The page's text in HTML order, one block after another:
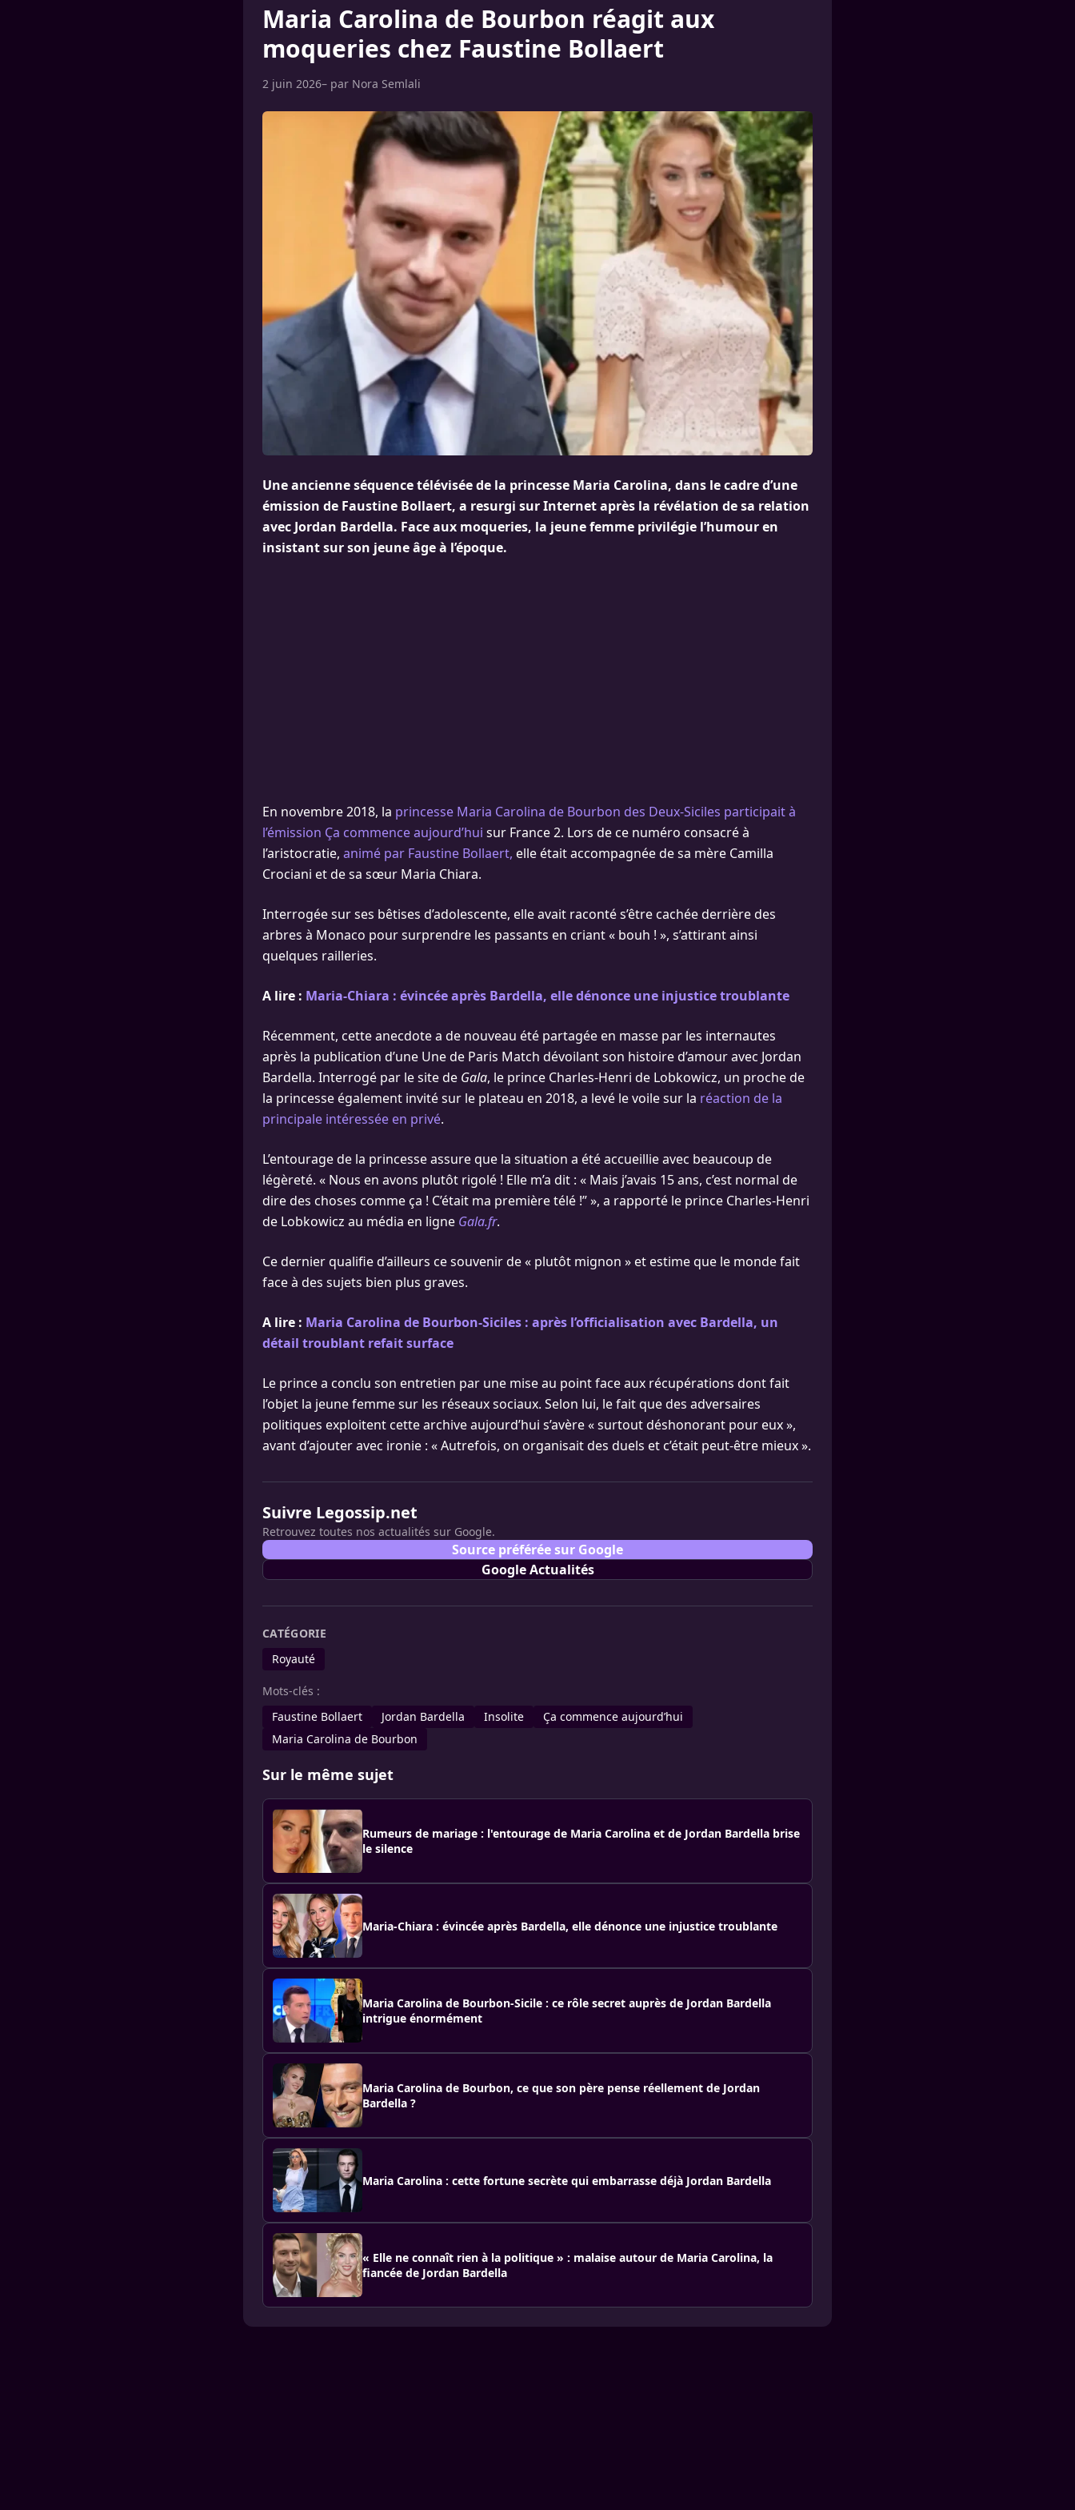
Maria Carolina de Bourbon réagit aux
moqueries chez Faustine Bollaert
2 juin 2026– par Nora Semlali
Une ancienne séquence télévisée de la princesse Maria Carolina, dans le cadre d’une
émission de Faustine Bollaert, a resurgi sur Internet après la révélation de sa relation
avec Jordan Bardella. Face aux moqueries, la jeune femme privilégie l’humour en
insistant sur son jeune âge à l’époque.
En novembre 2018, la princesse Maria Carolina de Bourbon des Deux-Siciles participait à
l’émission Ça commence aujourd’hui sur France 2. Lors de ce numéro consacré à
l’aristocratie, animé par Faustine Bollaert, elle était accompagnée de sa mère Camilla
Crociani et de sa sœur Maria Chiara.
Interrogée sur ses bêtises d’adolescente, elle avait raconté s’être cachée derrière des
arbres à Monaco pour surprendre les passants en criant « bouh ! », s’attirant ainsi
quelques railleries.
A lire : Maria-Chiara : évincée après Bardella, elle dénonce une injustice troublante
Récemment, cette anecdote a de nouveau été partagée en masse par les internautes
après la publication d’une Une de Paris Match dévoilant son histoire d’amour avec Jordan
Bardella. Interrogé par le site de Gala, le prince Charles-Henri de Lobkowicz, un proche de
la princesse également invité sur le plateau en 2018, a levé le voile sur la réaction de la
principale intéressée en privé.
L’entourage de la princesse assure que la situation a été accueillie avec beaucoup de
légèreté. « Nous en avons plutôt rigolé ! Elle m’a dit : « Mais j’avais 15 ans, c’est normal de
dire des choses comme ça ! C’était ma première télé !” », a rapporté le prince Charles-Henri
de Lobkowicz au média en ligne Gala.fr.
Ce dernier qualifie d’ailleurs ce souvenir de « plutôt mignon » et estime que le monde fait
face à des sujets bien plus graves.
A lire : Maria Carolina de Bourbon-Siciles : après l’officialisation avec Bardella, un
détail troublant refait surface
Le prince a conclu son entretien par une mise au point face aux récupérations dont fait
l’objet la jeune femme sur les réseaux sociaux. Selon lui, le fait que des adversaires
politiques exploitent cette archive aujourd’hui s’avère « surtout déshonorant pour eux »,
avant d’ajouter avec ironie : « Autrefois, on organisait des duels et c’était peut-être mieux ».
Suivre Legossip.net
Retrouvez toutes nos actualités sur Google.
Source préférée sur Google
Google Actualités
CATÉGORIE
Royauté
Mots-clés :
Faustine Bollaert
Jordan Bardella Insolite
Ça commence aujourd’hui
Maria Carolina de Bourbon
Sur le même sujet
Rumeurs de mariage : l'entourage de Maria Carolina et de Jordan Bardella brise
le silence
Maria-Chiara : évincée après Bardella, elle dénonce une injustice troublante
Maria Carolina de Bourbon-Sicile : ce rôle secret auprès de Jordan Bardella
intrigue énormément
Maria Carolina de Bourbon, ce que son père pense réellement de Jordan
Bardella ?
Maria Carolina : cette fortune secrète qui embarrasse déjà Jordan Bardella
« Elle ne connaît rien à la politique » : malaise autour de Maria Carolina, la
fiancée de Jordan Bardella